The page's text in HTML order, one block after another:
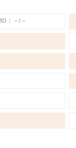
：－/－